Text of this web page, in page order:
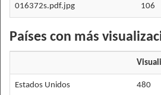
016372s.pdf.jpg 106
Países con más
Estados Unidos 480